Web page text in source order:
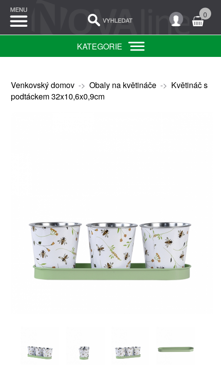
0
KATEGORIE
Venkovský domov-> Obaly na květináče-> Květináč s
podtáckem 32x10,6x0,9cm